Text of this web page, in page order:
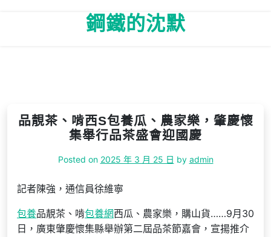
鋼鐵的沈默
品靚茶、啃西S包養瓜、農家樂，肇慶懷
集舉行品茶盛會迎國慶
Posted on 2025 年 3 月 25 日 by admin
記者陳強，通信員徐維寧
包養品靚茶、啃包養網西瓜、農家樂，購山貨……9月30
日，廣東肇慶懷集縣舉辦第二屆品茶節嘉會，宣揚推介